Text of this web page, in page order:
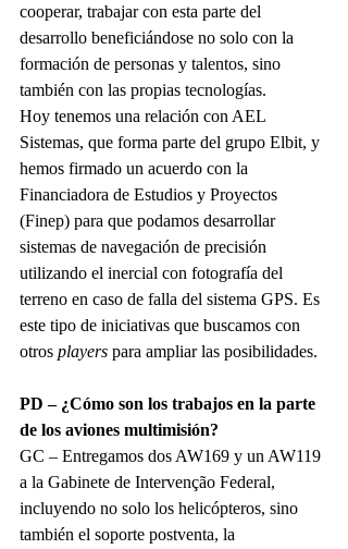
cooperar, trabajar con esta parte del
desarrollo beneficiándose no solo con la
formación de personas y talentos, sino
también con las propias tecnologías.
Hoy tenemos una relación con AEL
Sistemas, que forma parte del grupo Elbit, y
hemos firmado un acuerdo con la
Financiadora de Estudios y Proyectos
(Finep) para que podamos desarrollar
sistemas de navegación de precisión
utilizando el inercial con fotografía del
terreno en caso de falla del sistema GPS. Es
este tipo de iniciativas que buscamos con
otros players para ampliar las posibilidades.
PD – ¿Cómo son los trabajos en la parte
de los aviones multimisión?
GC – Entregamos dos AW169 y un AW119
a la Gabinete de Intervenção Federal,
incluyendo no solo los helicópteros, sino
también el soporte postventa, la